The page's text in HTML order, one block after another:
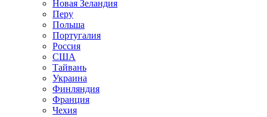
Новая Зеландия
Перу
Польша
Португалия
Россия
США
Тайвань
Украина
Финляндия
Франция
Чехия